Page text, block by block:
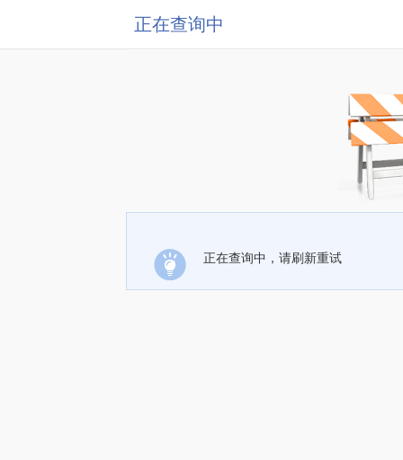
正在查询中
正在查询中，请刷新重试